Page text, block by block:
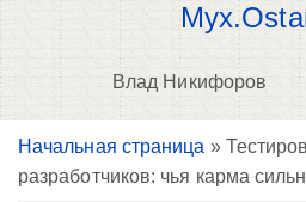
Влад Никифоров
Вы здесь
Начальная страница »
разработчиков: чья карма